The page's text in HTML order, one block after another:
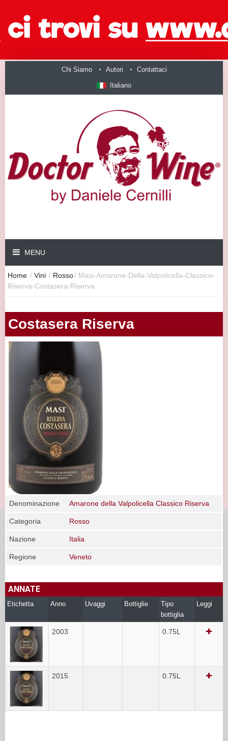
Chi Siamo Autori Contattaci
Italiano
MENU
Home / Vini / Rosso/ Masi-Amarone-Della-Valpolicella-Classico-
Riserva-Costasera-Riserva
Costasera Riserva
Denominazione Amarone della Valpolicella Classico Riserva
Categoria Rosso
Nazione Italia
Regione Veneto
ANNATE
Etichetta Anno Uvaggi Bottiglie
Tipo
bottiglia
Leggi
2003 0.75L
2015 0.75L